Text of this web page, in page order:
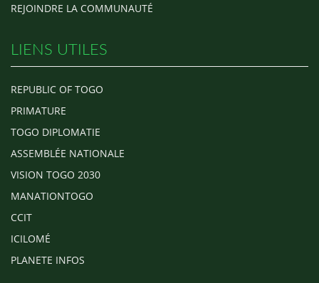
REJOINDRE LA COMMUNAUTÉ
LIENS UTILES
REPUBLIC OF TOGO
PRIMATURE
TOGO DIPLOMATIE
ASSEMBLÉE NATIONALE
VISION TOGO 2030
MANATIONTOGO
CCIT
ICILOMÉ
PLANETE INFOS